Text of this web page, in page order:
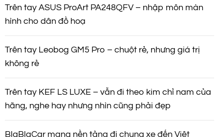
Trên tay ASUS ProArt PA248QFV – nhập môn màn
hình cho dân đồ hoạ
Trên tay Leobog GM5 Pro – chuột rẻ, nhưng giá trị
không rẻ
Trên tay KEF LS LUXE – vẫn đi theo kim chỉ nam của
hãng, nghe hay nhưng nhìn cũng phải đẹp
BlaBlaCar mang nền tảng đi chung xe đến Việt